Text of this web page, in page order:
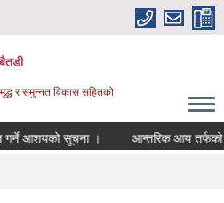
र समुन्नत विकास सहितको
आशयको सूचना । आन्तरिक आय तर्फको